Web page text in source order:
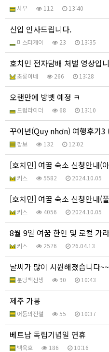
사우 112 13:40
신입 인사드립니다.
미스터케이 23 13:35
호치민 전자담배 처벌 영상입
초롱이네 266 13:28
오랜만에 방벳 예정 ㅋ
드럼라이더 68 13:10
꾸이년(Quy nhơn) 여행후기3
깜보 132 12:02
[호치민] 여꿈 숙소 신청안내(
키스 5582 2024.10.05
[호치민] 여꿈 숙소 신청안내(
키스 4056 2024.10.05
8월 9일 여꿈 한인 및 로컬 가라
키스 2576 26.04.13
날씨가 많이 시원해졌습니다
분당백선생 90 10:43
제주 가봉
어둠의전설 55 10:37
베트남 독립기념일 연휴
백육호 186 10:16